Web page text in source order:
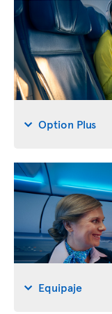
Option Plus
Equipaje